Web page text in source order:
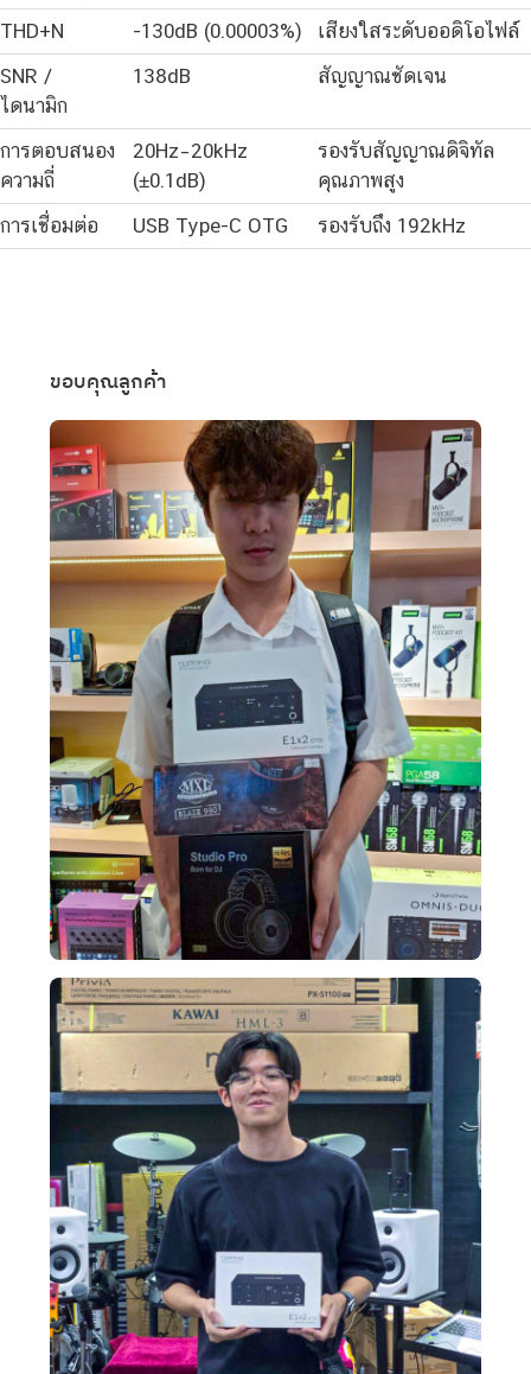
THD+N
-130dB (0.00003%)
เสียงใสระดับออดิโอไฟล์
SNR /
ไดนามิก
138dB สัญญาณชัดเจน
การตอบสนอง
ความถี่
20Hz–20kHz
(±0.1dB)
รองรับสัญญาณดิจิทัล
คุณภาพสูง
การเชื่อมต่อ
USB Type-C OTG รองรับถึง 192kHz
ขอบคุณลูกค้า